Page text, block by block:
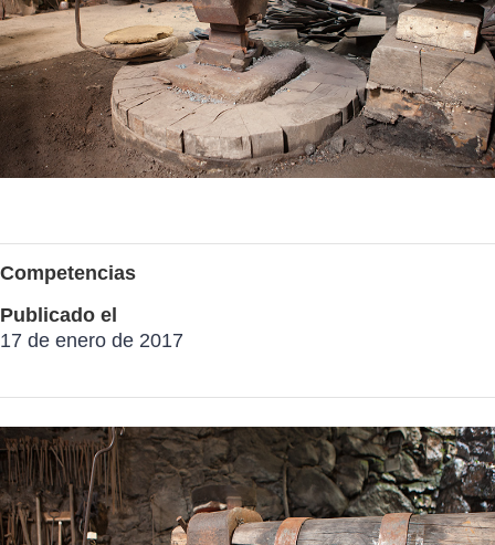
Competencias
Publicado el
17 de enero de 2017